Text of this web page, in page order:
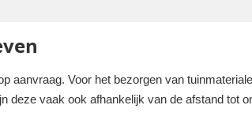
aanvraag. Voor het bezorgen van
deze vaak ook afhankelijk van de afstand tot